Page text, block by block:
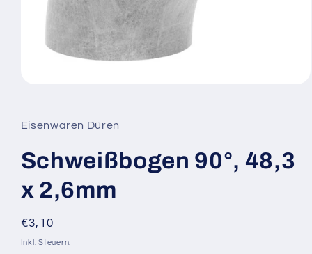
Modal
öffnen
Eisenwaren Düren
Schweißbogen 90°, 48,3
x 2,6mm
Normaler
Preis
€3,10
Inkl. Steuern.